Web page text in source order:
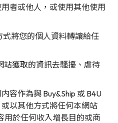
者或他人，或使用其他使用
式將您的個人資料轉讓給任
站獲取的資訊去騷擾、虐待
容作為與 Buy&Ship 或 B4U
以其他方式將任何本網站
用於任何收入增長目的或商